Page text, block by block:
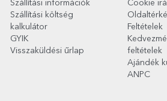
Szállítási információk
Szállítási költség
kalkulátor
GYIK
Visszaküldési űrlap
Cookie
Feltételek
feltételek
Ajándék
ANPC